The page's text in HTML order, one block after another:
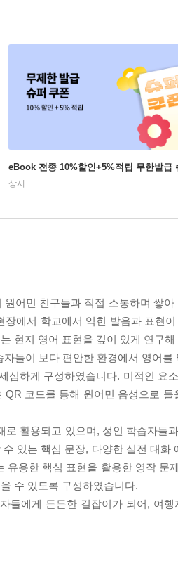
eBook 전종 10%할인+5%적립 무한발급
상시
어민 친구들과 직접 소통하며 쌓
에서 학교에서 익힌 발음과 표현
현지 영어 표현을 깊이 있게 연구해
자들이 보다 편안한 환경에서 영어
심하게 구성하였습니다. 미적인 요
코드를 통해 원어민 음성으로
활용되고 있으며, 성인 학습자들
있는 핵심 문장, 다양한 실전 대
유용한 핵심 표현을 활용한 영작 문
수 있도록 구성하였습니다.
들에게 든든한 길잡이가 되어, 여